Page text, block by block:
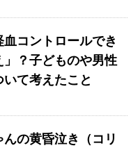
血コントロールでき
？子どものや男性
て考えたこと
んの黄昏泣き（コリ